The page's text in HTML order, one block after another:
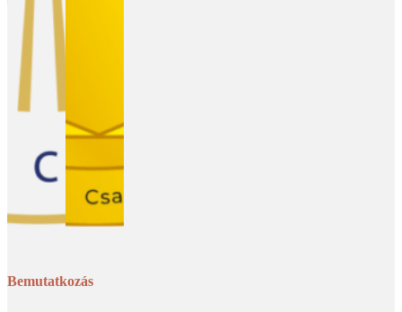
Bemutatkozás